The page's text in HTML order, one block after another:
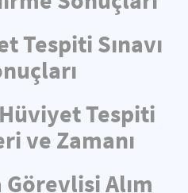
Tespiti Sınavı
Tespiti
ve Zamanı
Görevlisi Alım